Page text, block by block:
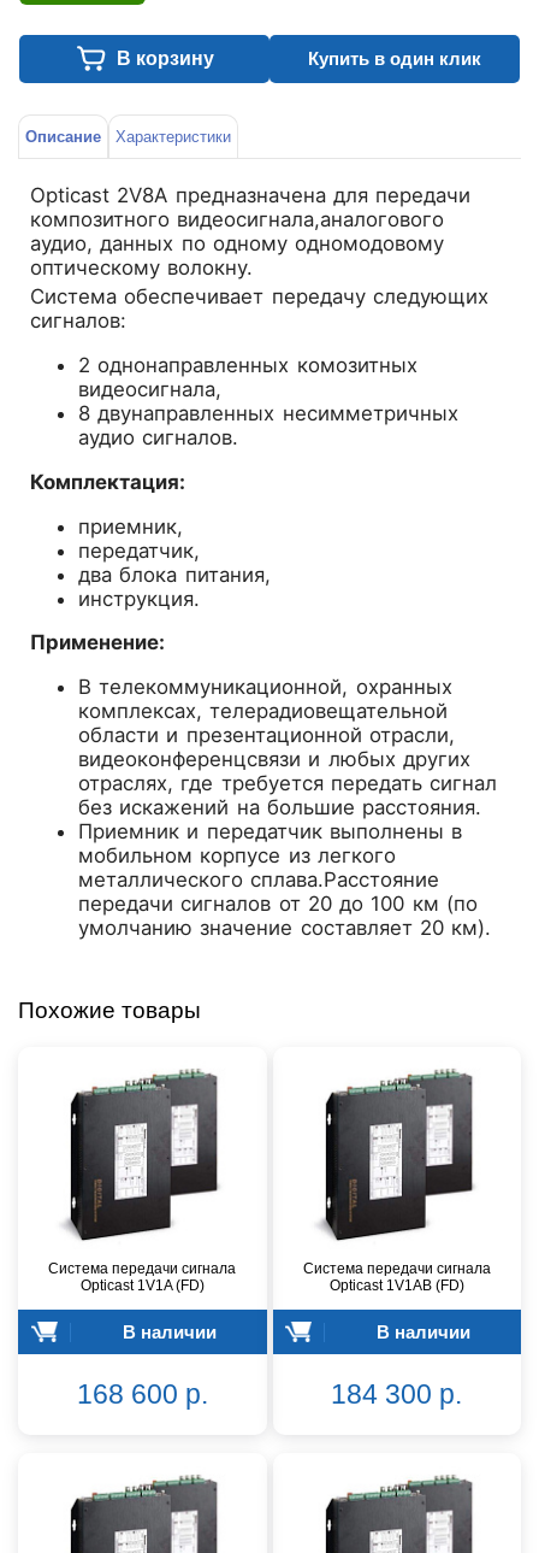
В корзину Купить в один клик
Описание Характеристики
Opticast 2V8A предназначена для передачи
композитного видеосигнала,аналогового
аудио, данных по одному одномодовому
оптическому волокну.
Система обеспечивает передачу следующих
сигналов:
2 однонаправленных комозитных
видеосигнала,
8 двунаправленных несимметричных
аудио сигналов.
Комплектация:
приемник,
передатчик,
два блока питания,
инструкция.
Применение:
В телекоммуникационной, охранных
комплексах, телерадиовещательной
области и презентационной отрасли,
видеоконференцсвязи и любых других
отраслях, где требуется передать сигнал
без искажений на большие расстояния.
Приемник и передатчик выполнены в
мобильном корпусе из легкого
металлического сплава.Расстояние
передачи сигналов от 20 до 100 км (по
умолчанию значение составляет 20 км).
Похожие товары
Система передачи сигнала
Opticast 1V1A (FD)
В наличии
168 600 р.
Система передачи сигнала
Opticast 1V1AB (FD)
В наличии
184 300 р.